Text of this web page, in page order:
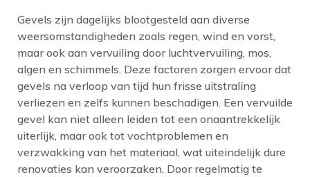
Gevels zijn dagelijks blootgesteld aan diverse
weersomstandigheden zoals regen, wind en vorst,
maar ook aan vervuiling door luchtvervuiling, mos,
algen en schimmels. Deze factoren zorgen ervoor dat
gevels na verloop van tijd hun frisse uitstraling
verliezen en zelfs kunnen beschadigen. Een vervuilde
gevel kan niet alleen leiden tot een onaantrekkelijk
uiterlijk, maar ook tot vochtproblemen en
verzwakking van het materiaal, wat uiteindelijk dure
renovaties kan veroorzaken. Door regelmatig te